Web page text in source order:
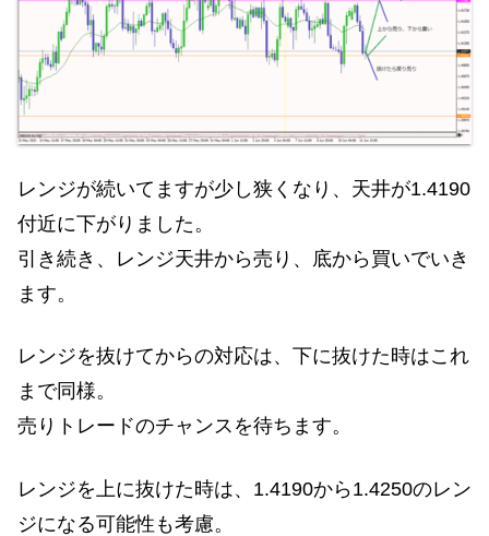
レンジが続いてますが少し狭くなり、天井が1.4190
付近に下がりました。
引き続き、レンジ天井から売り、底から買いでいき
ます。
レンジを抜けてからの対応は、下に抜けた時はこれ
まで同様。
売りトレードのチャンスを待ちます。
レンジを上に抜けた時は、1.4190から1.4250のレン
ジになる可能性も考慮。